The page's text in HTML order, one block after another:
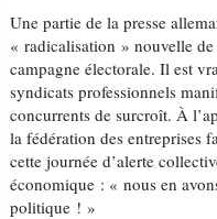
Une partie de la presse
« radicalisation » nouvelle
campagne électorale. Il est
syndicats professionnels
concurrents de surcroît. À
la fédération des entreprises
cette journée d’alerte
économique : « nous en
politique ! »